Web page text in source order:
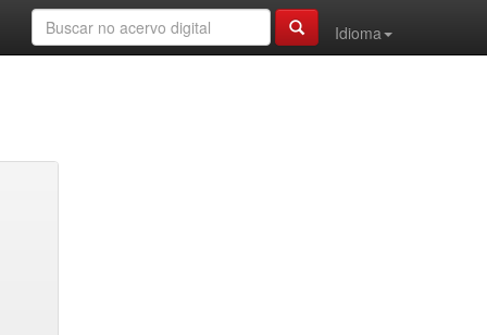
Idioma